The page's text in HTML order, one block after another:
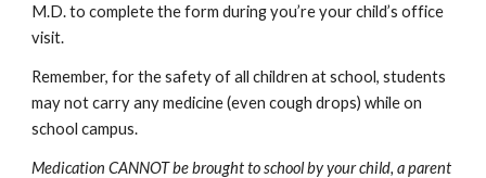
M.D. to complete the form during you’re your child’s office
visit.
Remember, for the safety of all children at school, students
may not carry any medicine (even cough drops) while on
school campus.
Medication CANNOT be brought to school by your child, a parent